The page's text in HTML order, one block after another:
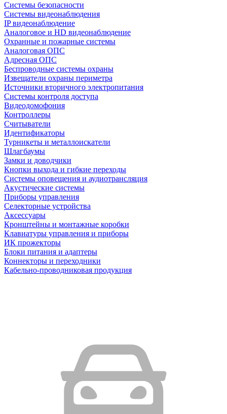
Системы безопасности
Системы видеонаблюдения
IP видеонаблюдение
Аналоговое и HD видеонаблюдение
Охранные и пожарные системы
Аналоговая ОПС
Адресная ОПС
Беспроводные системы охраны
Извещатели охраны периметра
Источники вторичного электропитания
Системы контроля доступа
Видеодомофония
Контроллеры
Считыватели
Идентификаторы
Турникеты и металлоискатели
Шлагбаумы
Замки и доводчики
Кнопки выхода и гибкие переходы
Системы оповещения и аудиотрансляция
Акустические системы
Приборы управления
Селекторные устройства
Аксессуары
Кронштейны и монтажные коробки
Клавиатуры управления и приборы
ИК прожекторы
Блоки питания и адаптеры
Коннекторы и переходники
Кабельно-проводниковая продукция